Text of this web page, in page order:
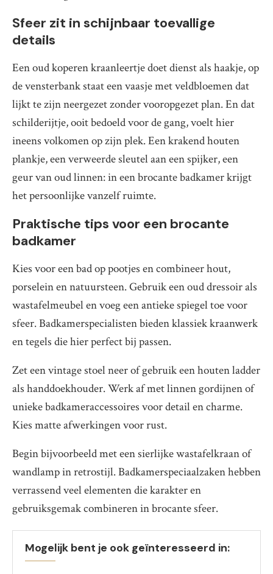
Sfeer zit in schijnbaar toevallige
details
Een oud koperen kraanleertje doet dienst als haakje, op
de vensterbank staat een vaasje met veldbloemen dat
lijkt te zijn neergezet zonder vooropgezet plan. En dat
schilderijtje, ooit bedoeld voor de gang, voelt hier
ineens volkomen op zijn plek. Een krakend houten
plankje, een verweerde sleutel aan een spijker, een
geur van oud linnen: in een brocante badkamer krijgt
het persoonlijke vanzelf ruimte.
Praktische tips voor een brocante
badkamer
Kies voor een bad op pootjes en combineer hout,
porselein en natuursteen. Gebruik een oud dressoir als
wastafelmeubel en voeg een antieke spiegel toe voor
sfeer. Badkamerspecialisten bieden klassiek kraanwerk
en tegels die hier perfect bij passen.
Zet een vintage stoel neer of gebruik een houten ladder
als handdoekhouder. Werk af met linnen gordijnen of
unieke badkameraccessoires voor detail en charme.
Kies matte afwerkingen voor rust.
Begin bijvoorbeeld met een sierlijke wastafelkraan of
wandlamp in retrostijl. Badkamerspeciaalzaken hebben
verrassend veel elementen die karakter en
gebruiksgemak combineren in brocante sfeer.
Mogelijk bent je ook geïnteresseerd in: